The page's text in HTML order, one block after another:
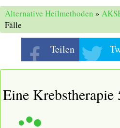
Alternative Heilmethoden »
Fälle
Teilen
Eine Krebstherapie